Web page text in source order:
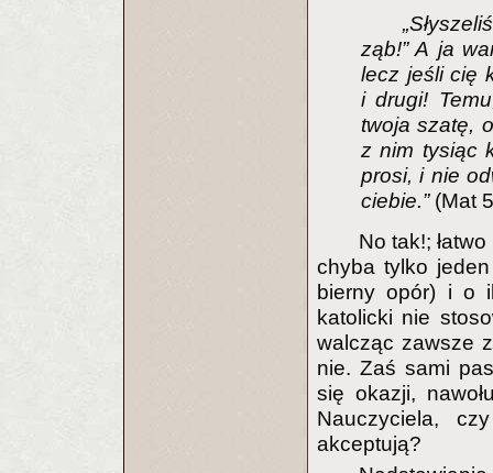
ząb!” A ja
lecz jeśli cię
i drugi!
twoja szatę,
z nim tysiąc
prosi, i nie
ciebie.” (Mat
No tak!;
chyba tylko
bierny opór) i o
katolicki nie
walcząc zawsze
nie. Zaś sami
się okazji,
Nauczyciela,
akceptują?